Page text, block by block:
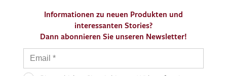
Informationen zu neuen Produkten und
interessanten Stories?
Dann abonnieren Sie unseren Newsletter!